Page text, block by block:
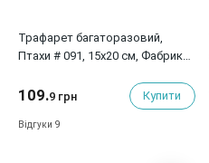
Трафарет багаторазовий,
Птахи # 091, 15x20 см, Фабрика
109.9 грн Купити
Відгуки 9